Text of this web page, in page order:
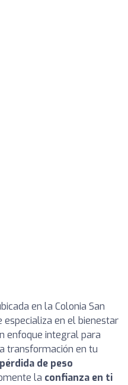
en la Colonia San
especializa en el bienestar
enfoque integral para
transformación en tu
pérdida de peso
la confianza en ti